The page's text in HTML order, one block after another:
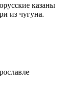
казаны
из чугуна.